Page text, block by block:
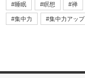
睡眠 瞑想 禅
集中力 集中力アップ